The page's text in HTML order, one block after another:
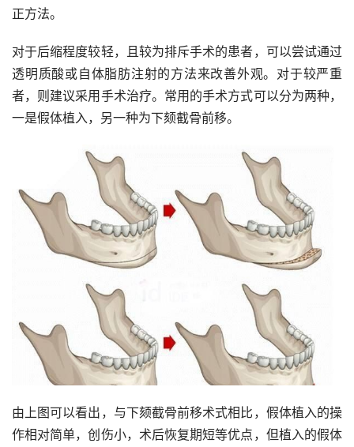
正方法。
对于后缩程度较轻，且较为排斥手术的患者，可以尝试通过
透明质酸或自体脂肪注射的方法来改善外观。对于较严重
者，则建议采用手术治疗。常用的手术方式可以分为两种，
一是假体植入，另一种为下颏截骨前移。
由上图可以看出，与下颏截骨前移术式相比，假体植入的操
作相对简单，创伤小，术后恢复期短等优点，但植入的假体